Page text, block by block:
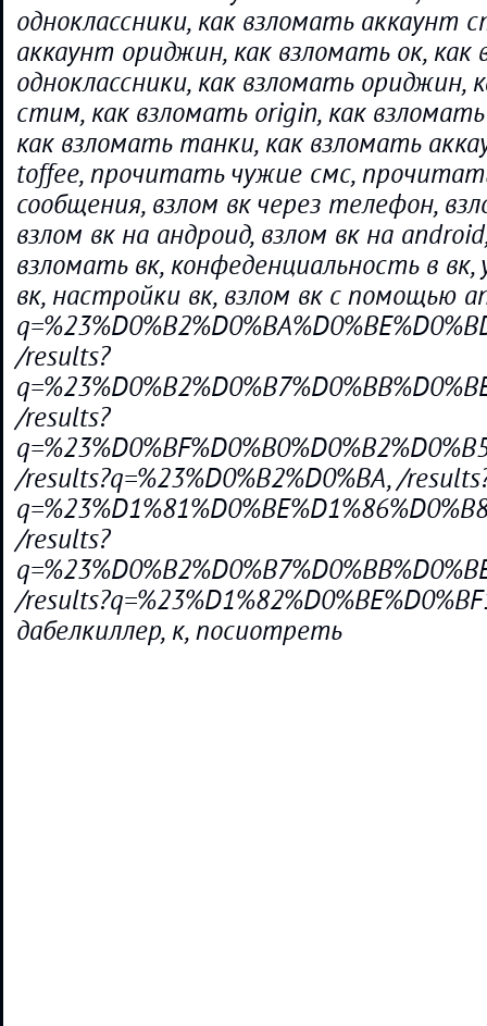
одноклассники, как взломать аккаунт
аккаунт ориджин, как взломать ок, как
одноклассники, как взломать ориджин,
стим, как взломать origin, как
как взломать танки, как взломать
toffee, прочитать чужие смс,
сообщения, взлом вк через телефон,
взлом вк на андроид, взлом вк на
взломать вк, конфеденциальность в вк,
вк, настройки вк, взлом вк с помощью
/results?
/results?
/results?q=%23%D0%B2%D0%BA, /
/results?
/
дабелкиллер, к, посиотреть